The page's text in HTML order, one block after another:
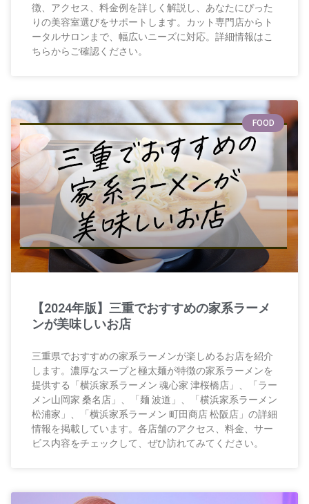
徴、アクセス、料金例を詳しく解説し、あなたにぴった
りの美容室選びをサポートします。カット専門店からト
ータルサロンまで、幅広いニーズに対応。詳細情報はこ
ちらからご確認ください。
FOOD
【2024年版】三重でおすすめの家系ラーメ
ンが美味しいお店
三重県でおすすめの家系ラーメンが楽しめるお店を紹介
します。濃厚なスープと極太麺が特徴の家系ラーメンを
提供する「横浜家系ラーメン 魂心家 津桜橋店」、「ラー
メン山岡家 桑名店」、「麺 波道」、「横浜家系ラーメン
松浦家」、「横浜家系ラーメン 町田商店 松阪店」の詳細
情報を掲載しています。各店舗のアクセス、料金、サー
ビス内容をチェックして、ぜひ訪れてみてください。